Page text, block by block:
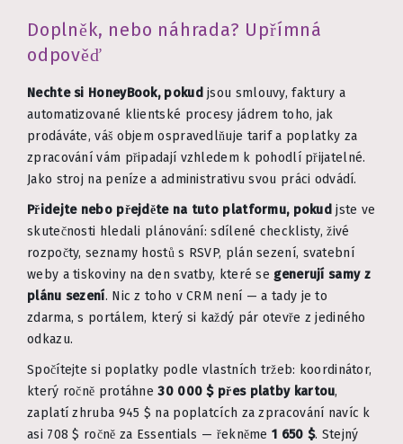
Doplněk, nebo náhrada? Upřímná
odpověď
Nechte si HoneyBook, pokud jsou smlouvy, faktury a
automatizované klientské procesy jádrem toho, jak
prodáváte, váš objem ospravedlňuje tarif a poplatky za
zpracování vám připadají vzhledem k pohodlí přijatelné.
Jako stroj na peníze a administrativu svou práci odvádí.
Přidejte nebo přejděte na tuto platformu, pokud jste ve
skutečnosti hledali plánování: sdílené checklisty, živé
rozpočty, seznamy hostů s RSVP, plán sezení, svatební
weby a tiskoviny na den svatby, které se generují samy z
plánu sezení. Nic z toho v CRM není — a tady je to
zdarma, s portálem, který si každý pár otevře z jediného
odkazu.
Spočítejte si poplatky podle vlastních tržeb: koordinátor,
který ročně protáhne30 000 $ přes platby kartou,
zaplatí zhruba 945 $ na poplatcích za zpracování navíc k
asi 708 $ ročně za Essentials — řekněme 1 650 $. Stejný